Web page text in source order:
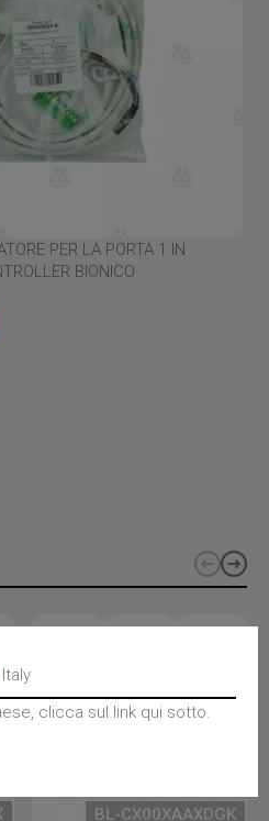
PER LA PORTA 1 IN
BIONICO
BL-CX00XAAXDGK
Italy
clicca sul link qui sotto.